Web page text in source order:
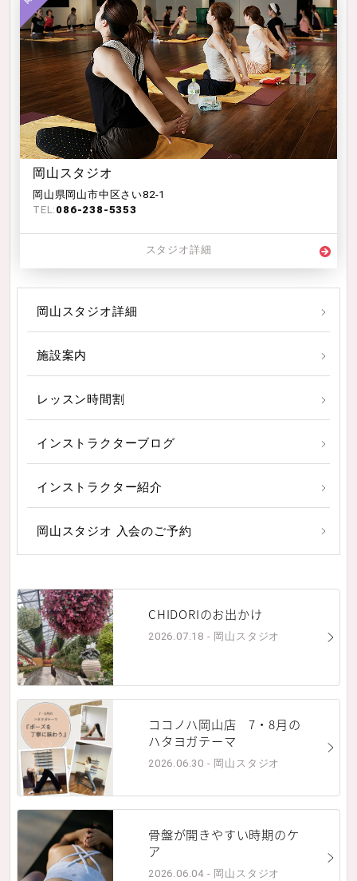
岡山スタジオ
岡山県岡山市中区さい82-1
TEL: 086-238-5353
スタジオ詳細
岡山スタジオ詳細
施設案内
レッスン時間割
インストラクターブログ
インストラクター紹介
岡山スタジオ 入会のご予約
CHIDORIのお出かけ
2026.07.18 - 岡山スタジオ
ココノハ岡山店 7・8月の
ハタヨガテーマ
2026.06.30 - 岡山スタジオ
骨盤が開きやすい時期のケ
ア
2026.06.04 - 岡山スタジオ